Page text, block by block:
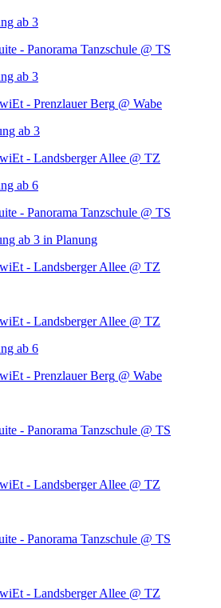
ab 3
- Panorama Tanzschule @ TS
ab 3
- Prenzlauer Berg @ Wabe
ab 3
- Landsberger Allee @ TZ
ab 6
- Panorama Tanzschule @ TS
ab 3 in Planung
- Landsberger Allee @ TZ
- Landsberger Allee @ TZ
ab 6
- Prenzlauer Berg @ Wabe
- Panorama Tanzschule @ TS
- Landsberger Allee @ TZ
- Panorama Tanzschule @ TS
- Landsberger Allee @ TZ